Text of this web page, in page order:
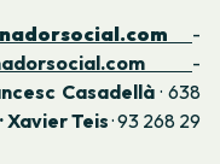
-
-
Casadellà · 638
Xavier Teis· 93 268 29